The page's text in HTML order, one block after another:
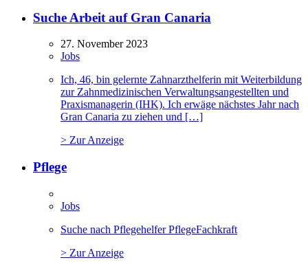
Suche Arbeit auf Gran Canaria
27. November 2023
Jobs
Ich, 46, bin gelernte Zahnarzthelferin mit Weiterbildung
zur Zahnmedizinischen Verwaltungsangestellten und
Praxismanagerin (IHK). Ich erwäge nächstes Jahr nach
Gran Canaria zu ziehen und […]
> Zur Anzeige
Pflege
Jobs
Suche nach Pflegehelfer PflegeFachkraft
> Zur Anzeige